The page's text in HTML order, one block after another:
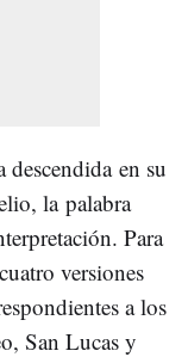
en su
la palabra
Para
versiones
a los
San Lucas y